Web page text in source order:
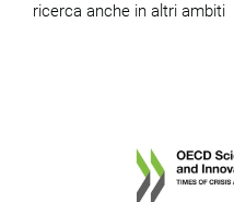
ricerca anche in altri ambiti